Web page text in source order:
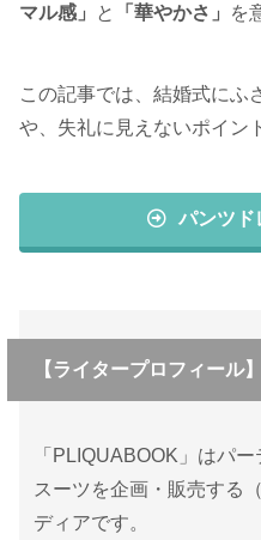
マル感」
と 「華やかさ」 を
この記事では、結婚式にふ
や、失礼に見えないポイン
パンツド
【ライタープロフィール
「PLIQUABOOK」はパ
スーツを企画・販売する
ディアです。